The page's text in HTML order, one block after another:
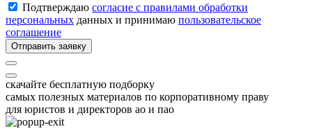
Подтверждаю согласие с правилами обработки
персональных данных и принимаю пользовательское
соглашение
Отправить заявку
скачайте бесплатную подборку
самых полезных материалов по корпоративному праву
для юристов и директоров ао и пао